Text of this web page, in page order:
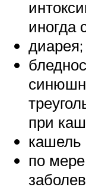
иногда
диарея;
при
по